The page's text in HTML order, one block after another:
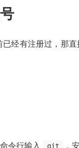
经有注册过，那
令行输入 git ，